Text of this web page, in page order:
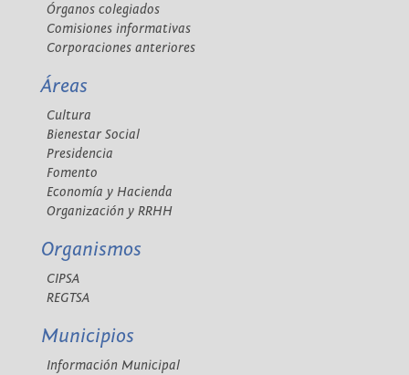
Órganos colegiados
Comisiones informativas
Corporaciones anteriores
Áreas
Cultura
Bienestar Social
Presidencia
Fomento
Economía y Hacienda
Organización y RRHH
Organismos
CIPSA
REGTSA
Municipios
Información Municipal